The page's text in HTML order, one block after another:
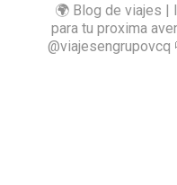
🌍 Blog de viajes |
para tu proxima
@viajesengrupovcq